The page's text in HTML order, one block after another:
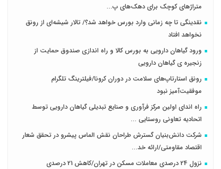
متراژهای کوچک برای دهک‌های پ...
نقدینگی تا چه زمانی وارد بورس خواهد شد؟/ تالار شیشه‌ای از رونق
نخواهد افتاد
ورود گیاهان دارویی به بورس کالا و راه اندازی صندوق حمایت از
زنجیره ی گیاهان دارویی
رونق استارتاپ‌های سلامت در دوران کرونا/فیلترینگ تلگرام
موفقیت‌آمیز نبود
راه اندای اولین مرکز فرآوری و صنایع تبدیلی گیاهان دارویی توسط
اتحادیه تعاونی روستایی ...
شرکت دانش‌بنیان گسترش طراحان‌‌ ‌نقش‌ الماس پیشرو در تحقق شعار
اقتصاد مقاومتی/ارائه خد...
نزول 24 درصدی معاملات مسکن در تهران/کاهش 21 درصدی